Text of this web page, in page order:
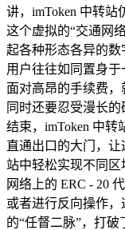
讲，imToken 中转
这个虚拟的“交通网
起各种形态各异的数
用户往往如同置身
面对高昂的手续费，
同时还要忍受漫长
结束，imToken 中
直通出口的大门，
站中轻松实现不同
网络上的 ERC - 20
或者进行反向操作
的“任督二脉”，打